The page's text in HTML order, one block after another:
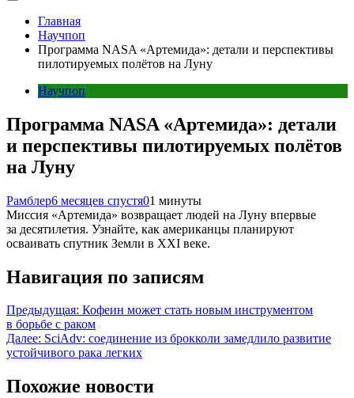
Главная
Научпоп
Программа NASA «Артемида»: детали и перспективы
пилотируемых полётов на Луну
Научпоп
Программа NASA «Артемида»: детали
и перспективы пилотируемых полётов
на Луну
Рамблер6 месяцев спустя01 минуты
Миссия «Артемида» возвращает людей на Луну впервые
за десятилетия. Узнайте, как американцы планируют
осваивать спутник Земли в XXI веке.
Навигация по записям
Предыдущая: Кофеин может стать новым инструментом
в борьбе с раком
Далее: SciAdv: соединение из брокколи замедлило развитие
устойчивого рака легких
Похожие новости